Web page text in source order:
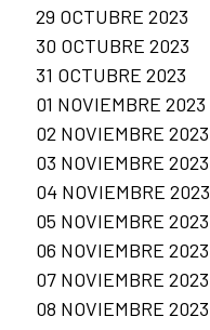
29 OCTUBRE 2023
30 OCTUBRE 2023
31 OCTUBRE 2023
01 NOVIEMBRE 2023
02 NOVIEMBRE 2023
03 NOVIEMBRE 2023
04 NOVIEMBRE 2023
05 NOVIEMBRE 2023
06 NOVIEMBRE 2023
07 NOVIEMBRE 2023
08 NOVIEMBRE 2023